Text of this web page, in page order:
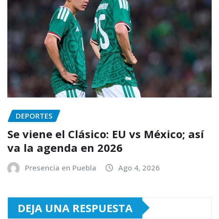
DEPORTES
Se viene el Clásico: EU vs México; así
va la agenda en 2026
Presencia en Puebla Ago 4, 2026
DEJA UNA RESPUESTA